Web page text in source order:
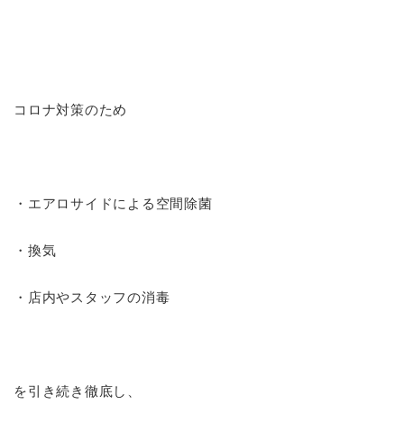
コロナ対策のため
・エアロサイドによる空間除菌
・換気
・店内やスタッフの消毒
を引き続き徹底し、